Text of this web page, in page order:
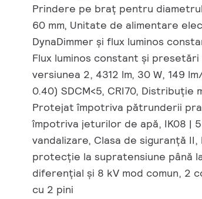
Prindere pe braț pentru
60 mm, Unitate de alimentare
DynaDimmer și flux luminos
Flux luminos constant și presetări
versiunea 2, 4312 lm, 30 W, 149
0.40) SDCM<5, CRI70, Distribuție
Protejat împotriva pătrunderii
împotriva jeturilor de apă, IK08 |
vandalizare, Clasa de siguranță II,
protecție la supratensiune până
diferențial și 8 kV mod comun, 2
cu 2 pini